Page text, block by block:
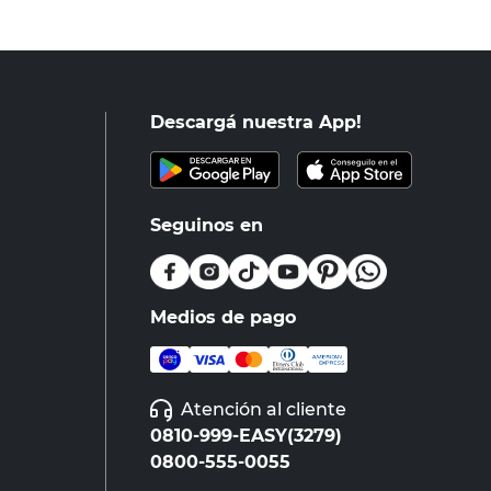
Descargá nuestra App!
Seguinos en
Medios de pago
Atención al cliente
0810-999-EASY(3279)
0800-555-0055